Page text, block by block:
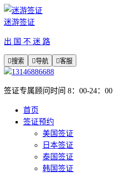
迷游签证
出 国 不 迷 路
搜索 导航 客服
13146886688
签证专属顾问时间 8：00-24：00
首页
签证预约
美国签证
日本签证
泰国签证
韩国签证